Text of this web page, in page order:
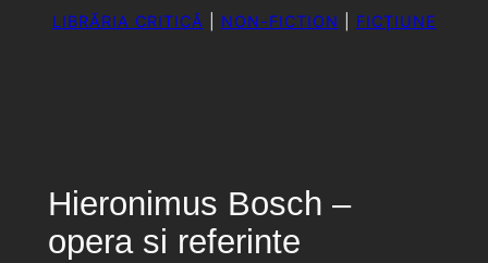
LIBRĂRIA CRITICĂ NON-FICTION FICȚIUNE
Hieronimus Bosch –
opera si referinte